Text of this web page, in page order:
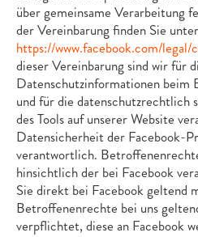
über gemeinsame Verarbeitung
der Vereinbarung finden Sie
https://www.facebook.com/legal/
dieser Vereinbarung sind wir für
Datenschutzinformationen beim
und für die datenschutzrechtlich
des Tools auf unserer Website
Datensicherheit der Facebook-
verantwortlich.
hinsichtlich der bei Facebook
Sie direkt bei Facebook geltend
Betroffenenrechte bei uns
verpflichtet, diese an Facebook